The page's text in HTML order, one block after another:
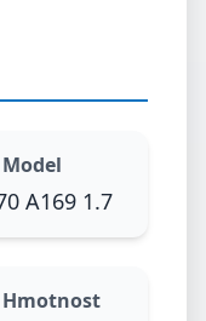
Model
A169 1.7
Hmotnost